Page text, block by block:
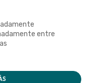
entre